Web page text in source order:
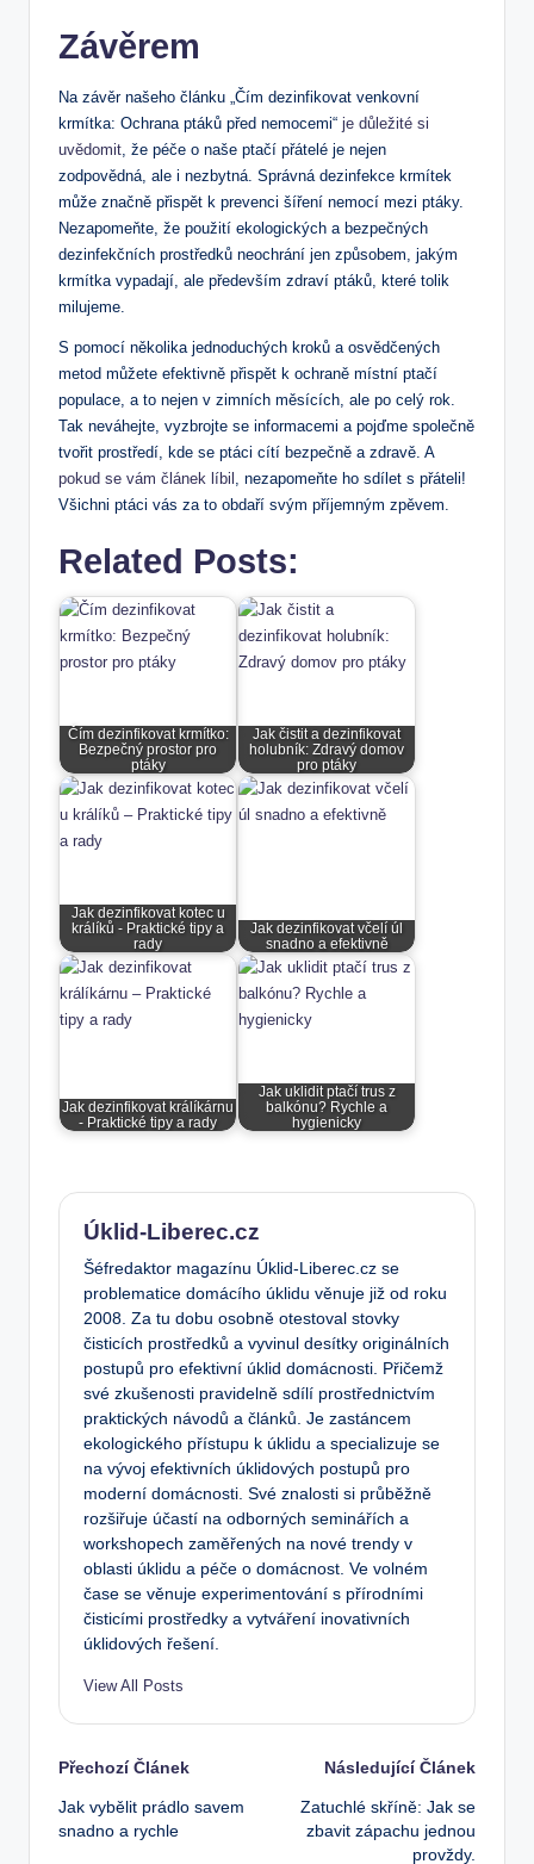
Závěrem
Na závěr našeho článku „Čím dezinfikovat venkovní
krmítka: Ochrana ptáků před nemocemi“ je důležité si
uvědomit , že péče o naše ptačí přátelé je nejen
zodpovědná, ale i nezbytná. Správná dezinfekce krmítek
může značně přispět k prevenci šíření nemocí mezi ptáky.
Nezapomeňte, že použití ekologických a bezpečných
dezinfekčních prostředků neochrání jen způsobem, jakým
krmítka vypadají, ale především zdraví ptáků, které tolik
milujeme.
S pomocí několika jednoduchých kroků a osvědčených
metod můžete efektivně přispět k ochraně místní ptačí
populace, a to nejen v zimních měsících, ale po celý rok.
Tak neváhejte, vyzbrojte se informacemi a pojďme společně
tvořit prostředí, kde se ptáci cítí bezpečně a zdravě. A
pokud se vám článek líbil
, nezapomeňte ho sdílet s přáteli!
Všichni ptáci vás za to obdaří svým příjemným zpěvem.
Related Posts:
Čím dezinfikovat krmítko:
Bezpečný prostor pro
ptáky
Jak čistit a dezinfikovat
holubník: Zdravý domov
pro ptáky
Jak dezinfikovat kotec u
králíků - Praktické tipy a
rady
Jak dezinfikovat včelí úl
snadno a efektivně
Jak dezinfikovat králíkárnu
- Praktické tipy a rady
Jak uklidit ptačí trus z
balkónu? Rychle a
hygienicky
Úklid-Liberec.cz
Šéfredaktor magazínu Úklid-Liberec.cz se
problematice domácího úklidu věnuje již od roku
2008. Za tu dobu osobně otestoval stovky
čisticích prostředků a vyvinul desítky originálních
postupů pro efektivní úklid domácnosti. Přičemž
své zkušenosti pravidelně sdílí prostřednictvím
praktických návodů a článků. Je zastáncem
ekologického přístupu k úklidu a specializuje se
na vývoj efektivních úklidových postupů pro
moderní domácnosti. Své znalosti si průběžně
rozšiřuje účastí na odborných seminářích a
workshopech zaměřených na nové trendy v
oblasti úklidu a péče o domácnost. Ve volném
čase se věnuje experimentování s přírodními
čisticími prostředky a vytváření inovativních
úklidových řešení.
View All Posts
Post
navigation
Přechozí Článek
Jak vybělit prádlo savem
snadno a rychle
Následující Článek
Zatuchlé skříně: Jak se
zbavit zápachu jednou
provždy.